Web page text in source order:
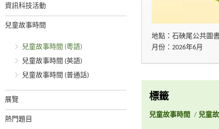
資訊科技活動
兒童故事時間
兒童故事時間 (粵語)
兒童故事時間 (英語)
兒童故事時間 (普通話)
展覽
熱門題目
地點：石硤尾公共圖
月份：2026年6月
標籤
兒童故事時間 / 兒童